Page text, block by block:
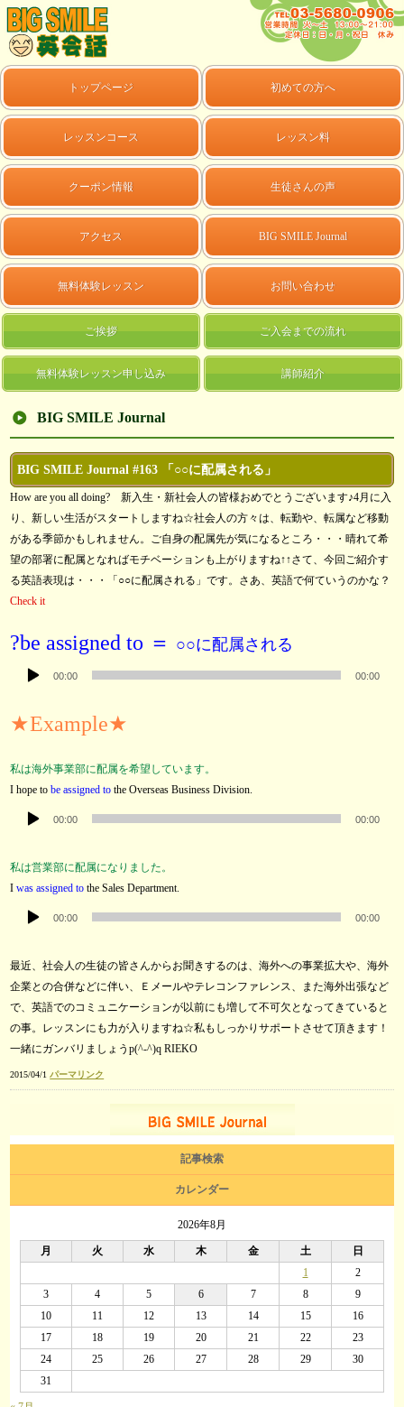
トップページ 初めての方へ
レッスンコース レッスン料
クーポン情報 生徒さんの声
アクセス BIG SMILE Journal
無料体験レッスン お問い合わせ
ご挨拶 ご入会までの流れ
無料体験レッスン申し込み 講師紹介
BIG SMILE Journal
BIG SMILE Journal #163 「○○に配属される」
How are you all doing? 新入生・新社会人の皆様おめでとうございます♪4月に入
り、新しい生活がスタートしますね☆社会人の方々は、転勤や、転属など移動
がある季節かもしれません。ご自身の配属先が気になるところ・・・晴れて希
望の部署に配属となればモチベーションも上がりますね↑↑さて、今回ご紹介す
る英語表現は・・・「○○に配属される」です。さあ、英語で何ていうのかな？
Check it
?be assigned to ＝ ○○に配属される
レ
ヤ
ー
00:00 00:00
★Example★
私は海外事業部に配属を希望しています。
I hope tobe assigned to the Overseas Business Division.
レ
ー
00:00 00:00
私は営業部に配属になりました。
Iwas assigned tothe Sales Department.
レ
ー
ヤ
ー
00:00 00:00
最近、社会人の生徒の皆さんからお聞きするのは、海外への事業拡大や、海外
企業との合併などに伴い、Ｅメールやテレコンファレンス、また海外出張など
で、英語でのコミュニケーションが以前にも増して不可欠となってきていると
の事。レッスンにも力が入りますね☆私もしっかりサポートさせて頂きます！
一緒にガンバリましょうp(^-^)q RIEKO
2015/04/1 パーマリンク
記事検索
カレンダー
2026年8月
月 火 水 木 金 土
日
1
2
3
4 5 6 7 8
9
10
11 12 13 14 15
16
17
18 19 20 21 22
23
24
25 26 27 28 29
30
31